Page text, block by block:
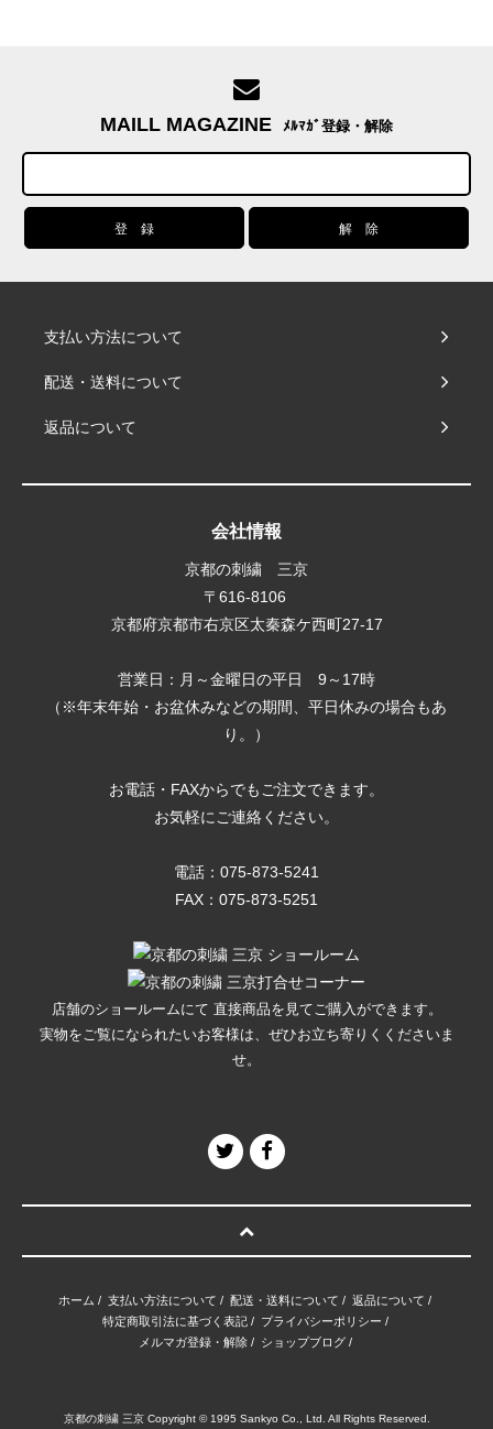
MAILL MAGAZINE ﾒﾙﾏｶﾞ登録・解除
支払い方法について
配送・送料について
返品について
会社情報
京都の刺繍 三京
〒616-8106
京都府京都市右京区太秦森ケ西町27-17
営業日：月～金曜日の平日 9～17時
（※年末年始・お盆休みなどの期間、平日休みの場合もあ
り。）
お電話・FAXからでもご注文できます。
お気軽にご連絡ください。
電話： 075-873-5241
FAX：075-873-5251
店舗のショールームにて 直接商品を見てご購入ができます。
実物をご覧になられたいお客様は、ぜひお立ち寄りくくださいま
せ。
ホーム / 支払い方法について / 配送・送料について / 返品について /
特定商取引法に基づく表記/ プライバシーポリシー /
メルマガ登録・解除/ ショップブログ/
京都の刺繍 三京 Copyright © 1995 Sankyo Co., Ltd. All Rights Reserved.